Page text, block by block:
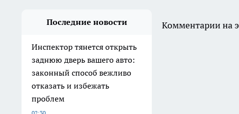
Последние новости
Инспектор тянется открыть
заднюю дверь вашего авто:
законный способ вежливо
отказать и избежать
проблем
Комментарии на